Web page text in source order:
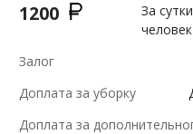
1200
За
человек
Залог
Доплата за уборку
Доплата за